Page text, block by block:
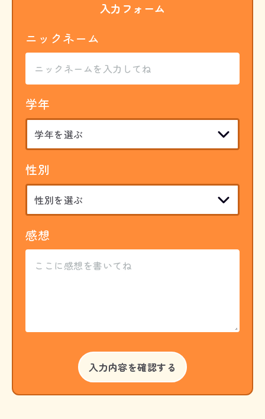
入力フォーム
ニックネーム
学年
性別
感想